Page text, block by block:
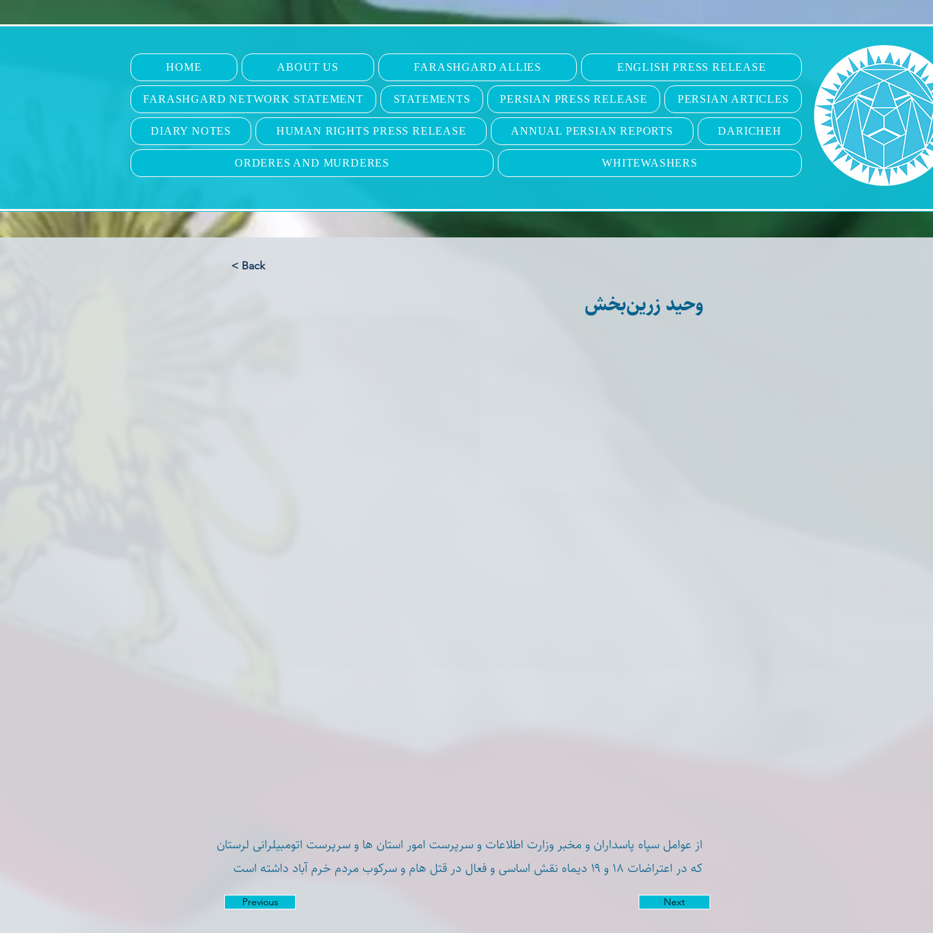
HOME ABOUT US FARASHGARD ALLIES ENGLISH PRESS RELEASE
FARASHGARD NETWORK STATEMENT STATEMENTS PERSIAN PRESS RELEASE PERSIAN ARTICLES
DIARY NOTES HUMAN RIGHTS PRESS RELEASE ANNUAL PERSIAN REPORTS DARICHEH
ORDERES AND MURDERES WHITEWASHERS
< Back
وحید زرین‌بخش
از عوامل سپاه پاسداران و مخبر وزارت اطلاعات و سرپرست امور استان ها و سرپرست اتومبیلرانی لرستان
که در اعتراضات ۱۸ و ۱۹ دیماه نقش اساسی و فعال در قتل هام و سرکوب مردم خرم آباد داشته است
Previous Next